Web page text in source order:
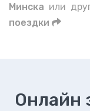
Минска или
поездки
Онлайн